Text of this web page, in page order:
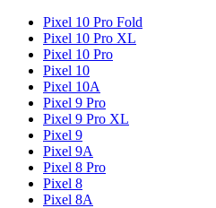
Pixel 10 Pro Fold
Pixel 10 Pro XL
Pixel 10 Pro
Pixel 10
Pixel 10A
Pixel 9 Pro
Pixel 9 Pro XL
Pixel 9
Pixel 9A
Pixel 8 Pro
Pixel 8
Pixel 8A